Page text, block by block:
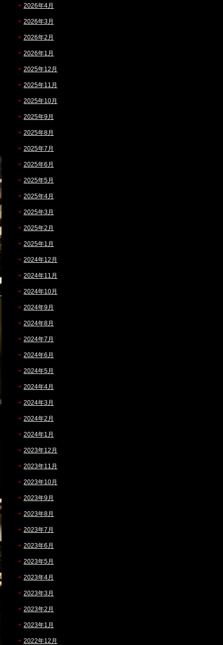
2026年4月
2026年3月
2026年2月
2026年1月
2025年12月
2025年11月
2025年10月
2025年9月
2025年8月
2025年7月
2025年6月
2025年5月
2025年4月
2025年3月
2025年2月
2025年1月
2024年12月
2024年11月
2024年10月
2024年9月
2024年8月
2024年7月
2024年6月
2024年5月
2024年4月
2024年3月
2024年2月
2024年1月
2023年12月
2023年11月
2023年10月
2023年9月
2023年8月
2023年7月
2023年6月
2023年5月
2023年4月
2023年3月
2023年2月
2023年1月
2022年12月